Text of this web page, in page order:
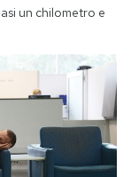
un chilometro e